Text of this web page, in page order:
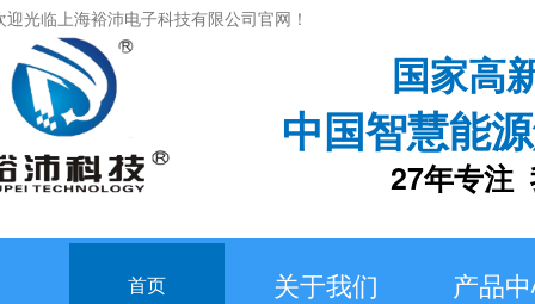
国家高
中国智慧能
27年专注 我
迎光临上海裕沛电子科技有限公司官网！
首页 关于我们 产品